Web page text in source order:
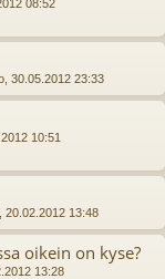
08:52
30.05.2012 23:33
10:51
20.02.2012 13:48
oikein on kyse?
13:28